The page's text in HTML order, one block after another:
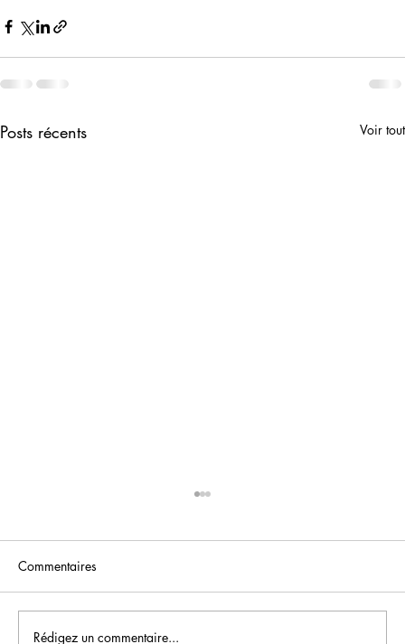
Posts récents Voir tout
Commentaires
Rédigez un commentaire...